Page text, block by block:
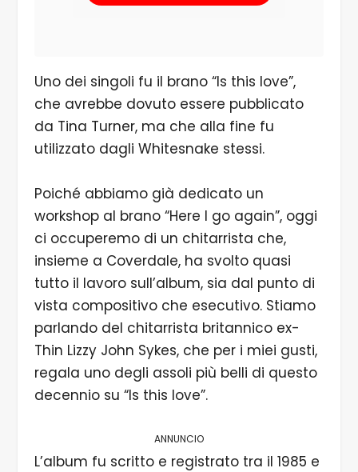
Uno dei singoli fu il brano “Is this love”,
che avrebbe dovuto essere pubblicato
da Tina Turner, ma che alla fine fu
utilizzato dagli Whitesnake stessi.
Poiché abbiamo già dedicato un
workshop al brano “Here I go again”, oggi
ci occuperemo di un chitarrista che,
insieme a Coverdale, ha svolto quasi
tutto il lavoro sull’album, sia dal punto di
vista compositivo che esecutivo. Stiamo
parlando del chitarrista britannico ex-
Thin Lizzy John Sykes, che per i miei gusti,
regala uno degli assoli più belli di questo
decennio su “Is this love”.
ANNUNCIO
L’album fu scritto e registrato tra il 1985 e